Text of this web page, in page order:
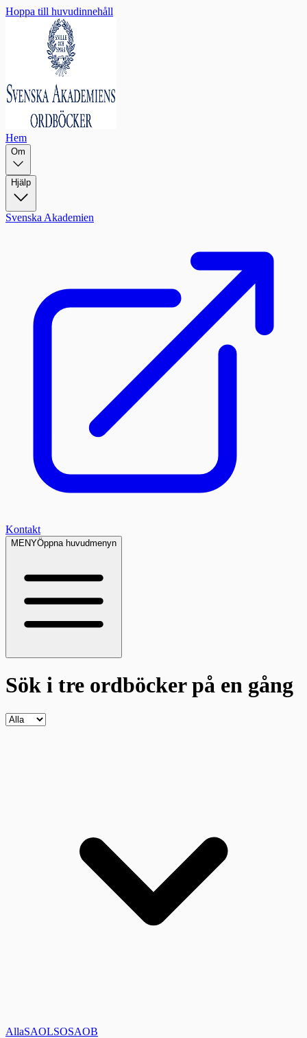
Hoppa till huvudinnehåll
Hem
Om
Hjälp
Svenska Akademien
Kontakt
MENYÖppna huvudmenyn
Sök i tre ordböckerpå en gång
AllaSAOLSOSAOB